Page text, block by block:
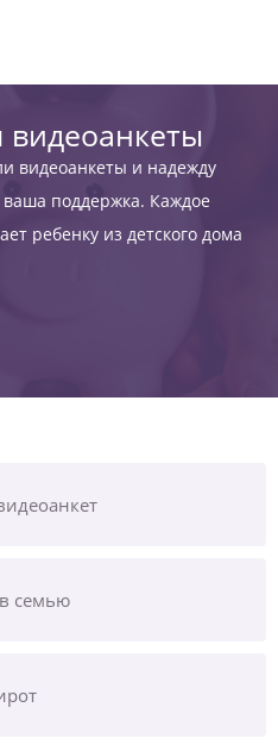
видеоанкеты
видеоанкеты и надежду
поддержка. Каждое
ребенку из детского дома
семью